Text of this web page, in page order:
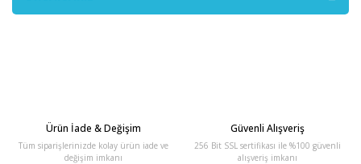
Ürün İade & Değişim
Tüm siparişlerinizde kolay ürün iade ve
değişim imkanı
Güvenli Alışveriş
256 Bit SSL sertifikası ile %100 güvenli
alışveriş imkanı